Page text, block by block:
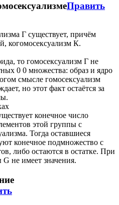
Править
Г существует, причём
когомосексуализм К.
то гомосексуализм Г не
0 0 множества: образ и ядро
смысле гомосексуализм
но этот факт остаётся за
конечное число
этой группы с
Тогда оставшиеся
конечное подмножество с
либо остаются в остатке. При
G не имеет значения.